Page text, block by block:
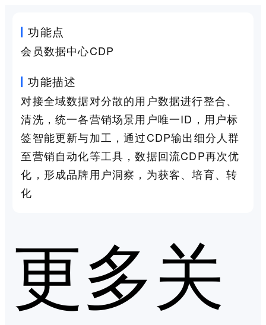
功能点
会员数据中心CDP
功能描述
对接全域数据对分散的用户数据进行整合、
清洗，统一各营销场景用户唯一ID，用户标
签智能更新与加工，通过CDP输出细分人群
至营销自动化等工具，数据回流CDP再次优
化，形成品牌用户洞察，为获客、培育、转
化
更多关